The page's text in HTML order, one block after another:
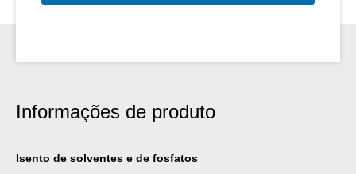
Informações de produto
Isento de solventes e de fosfatos